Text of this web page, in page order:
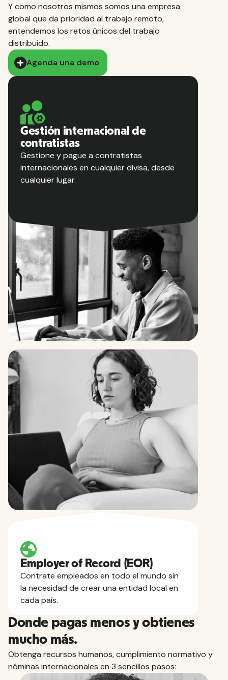
Y como nosotros mismos somos una empresa
global que da prioridad al trabajo remoto,
entendemos los retos únicos del trabajo
distribuido.
Agenda una demo
Gestión internacional de
contratistas
Gestione y pague a contratistas
internacionales en cualquier divisa, desde
cualquier lugar.
Employer of Record (EOR)
Contrate empleados en todo el mundo sin
la necesidad de crear una entidad local en
cada país.
Donde pagas menos y obtienes
mucho más.
Obtenga recursos humanos, cumplimiento normativo y
nóminas internacionales en 3 sencillos pasos: